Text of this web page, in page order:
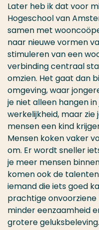
Later heb ik dat voor
Hogeschool van
samen met
naar nieuwe vormen
stimuleren van een
verbinding centraal
omzien. Het gaat dan
omgeving, waar
je niet alleen hangen
werkelijkheid, maar
mensen een kind
Mensen koken vaker
om. Er wordt sneller
je meer mensen
komen ook de
iemand die iets goed
prachtige
minder eenzaamheid
grotere geluksbeleving.